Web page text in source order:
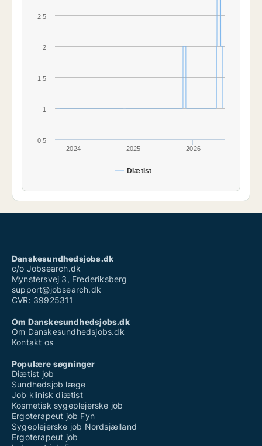
Diætist
2024 2025 2026
0.5
1
1.5
2
2.5
Danskesundhedsjobs.dk
c/o Jobsearch.dk
Mynstersvej 3, Frederiksberg
support@jobsearch.dk
CVR: 39925311
Om Danskesundhedsjobs.dk
Om Danskesundhedsjobs.dk
Kontakt os
Populære søgninger
Diætist job
Sundhedsjob læge
Job klinisk diætist
Kosmetisk sygeplejerske job
Ergoterapeut job Fyn
Sygeplejerske job Nordsjælland
Ergoterapeut job